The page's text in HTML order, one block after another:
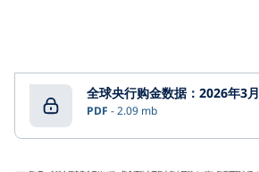
全球央行购金数据：2026年3月
PDF 2.09 mb